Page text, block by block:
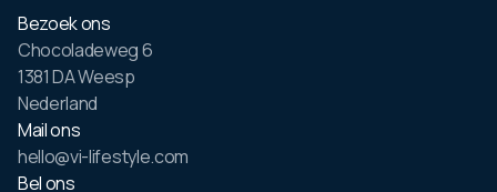
Bezoek ons
Chocoladeweg 6
1381 DA Weesp
Nederland
Mail ons
hello@vi-lifestyle.com
Bel ons